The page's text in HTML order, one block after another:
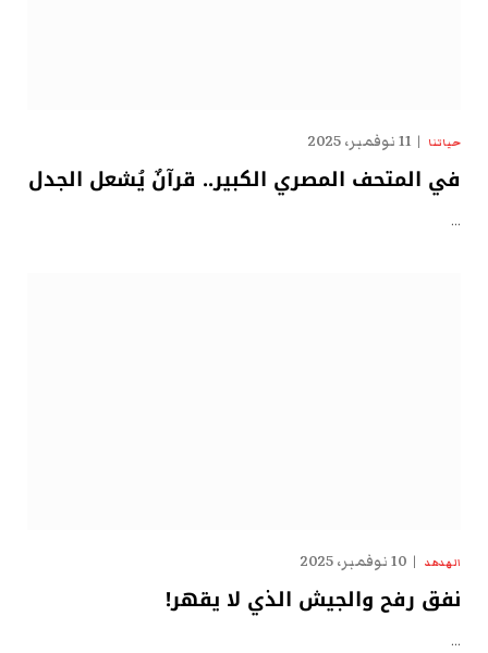
حياتنا 11 نوفمبر، 2025
في المتحف المصري الكبير.. قرآنٌ يُشعل الجدل
…
الهدهد 10 نوفمبر، 2025
نفق رفح والجيش الذي لا يقهر!
…